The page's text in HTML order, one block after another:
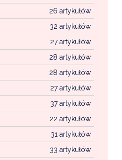
26 artykułów
32 artykułów
27 artykułów
28 artykułów
28 artykułów
27 artykułów
37 artykułów
22 artykułów
31 artykułów
33 artykułów